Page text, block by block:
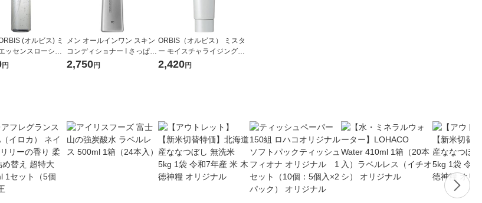
(オルビス) ミ
ッセンスローショ
入り 180mL オール
メンズ
円
メン オールインワン スキン
コンディショナー I さっぱり
1本 [FANCL 化粧品 オールイ
ンワンジェル 男性用]
2,750円
ORBIS（オルビス） ミスタ
ー モイスチャライジングク
リーム 50g （男性用クリー
ム）
2,420円